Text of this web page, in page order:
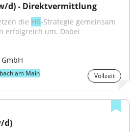
d) - Direktvermittlung
die HR-Strategie gemeinsam
erfolgreich um. Dabei
am Main Vollzeit
d)